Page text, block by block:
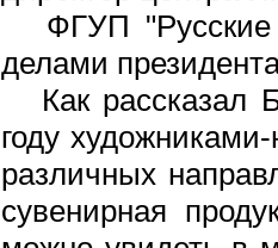
ФГУП "Русские
делами
Как рассказал
году
различных
сувенирная